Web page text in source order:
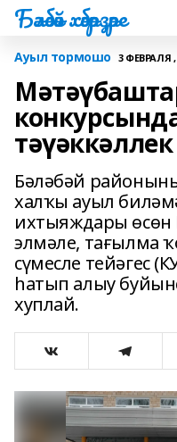
Бәләбәй хәбәрҙәре
Ауыл тормошо 3 ФЕВРАЛЯ ,
Бәләбәй
халҡы ауыл
ихтыяждары өсөн
элмәле, тағылма
сүмесле тейәгес
һатып алыу
хуплай.